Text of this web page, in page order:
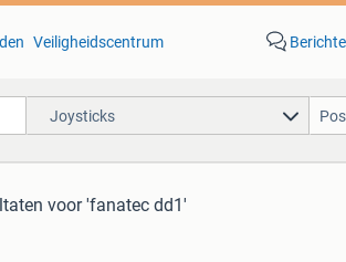
Veiligheidscentrum
Joysticks
voor 'fanatec dd1'